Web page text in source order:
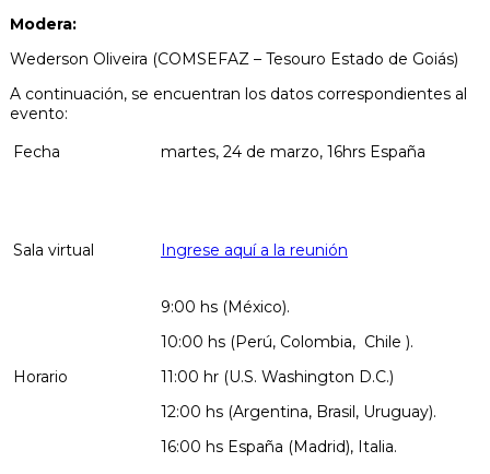
Modera:
Wederson Oliveira (COMSEFAZ – Tesouro Estado de Goiás)
A continuación, se encuentran los datos correspondientes al
evento:
Fecha
martes, 24 de marzo, 16hrs España
Sala virtual Ingrese aquí a la reunión
Horario
9:00 hs (México).
10:00 hs (Perú, Colombia, Chile ).
11:00 hr (U.S. Washington D.C.)
12:00 hs (Argentina, Brasil, Uruguay).
16:00 hs España (Madrid), Italia.